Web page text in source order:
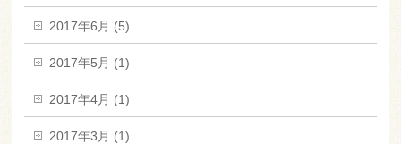
2017年6月 (5)
2017年5月 (1)
2017年4月 (1)
2017年3月 (1)